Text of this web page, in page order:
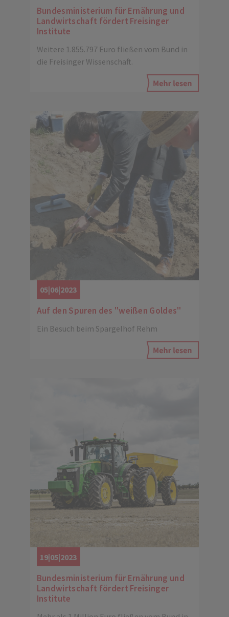
Bundesministerium für Ernährung und
Landwirtschaft fördert Freisinger
Institute
Weitere ‭1.855.797‬ Euro fließen vom Bund in
die Freisinger Wissenschaft.
05|06|2023
Auf den Spuren des "weißen Goldes"
Ein Besuch beim Spargelhof Rehm
19|05|2023
Bundesministerium für Ernährung und
Landwirtschaft fördert Freisinger
Institute